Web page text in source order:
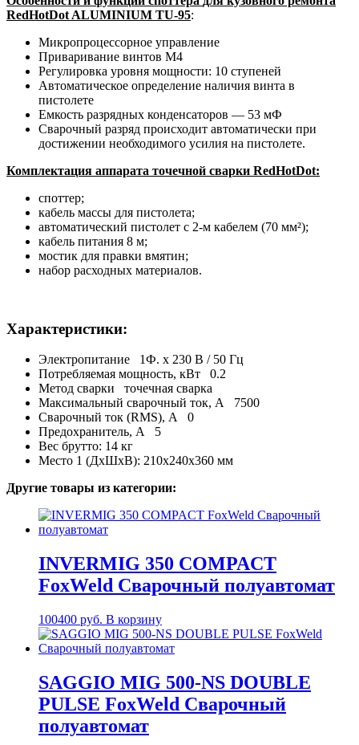
RedHotDot ALUMINIUM TU-95:
Микропроцессорное управление
Приваривание винтов M4
Регулировка уровня мощности: 10 ступеней
Автоматическое определение наличия винта в
пистолете
Емкость разрядных конденсаторов — 53 мФ
Сварочный разряд происходит автоматически при
достижении необходимого усилия на пистолете.
Комплектация аппарата точечной сварки RedHotDot:
споттер;
кабель массы для пистолета;
автоматический пистолет с 2-м кабелем (70 мм²);
кабель питания 8 м;
мостик для правки вмятин;
набор расходных материалов.
Характеристики:
Электропитание 1Ф. х 230 В / 50 Гц
Потребляемая мощность, кВт 0.2
Метод сварки точечная сварка
Максимальный сварочный ток, А 7500
Сварочный ток (RMS), А 0
Предохранитель, А 5
Вес брутто: 14 кг
Место 1 (ДхШхВ): 210x240x360 мм
Другие товары из категории:
INVERMIG 350 COMPACT
FoxWeld Сварочный полуавтомат
100400 руб. В корзину
SAGGIO MIG 500-NS DOUBLE
PULSE FoxWeld Сварочный
полуавтомат